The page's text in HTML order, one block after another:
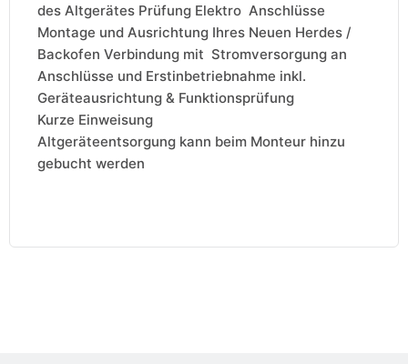
des Altgerätes Prüfung Elektro Anschlüsse
Montage und Ausrichtung Ihres Neuen Herdes /
Backofen Verbindung mit Stromversorgung an
Anschlüsse und Erstinbetriebnahme inkl.
Geräteausrichtung & Funktionsprüfung
Kurze Einweisung
Altgeräteentsorgung kann beim Monteur hinzu
gebucht werden